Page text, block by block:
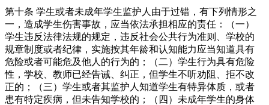
第十条 学生或者未成年学生监护人由于过错，有下列情形之
一，造成学生伤害事故，应当依法承担相应的责任：（一）
学生违反法律法规的规定，违反社会公共行为准则、学校的
规章制度或者纪律，实施按其年龄和认知能力应当知道具有
危险或者可能危及他人的行为的；（二）学生行为具有危险
性，学校、教师已经告诫、纠正，但学生不听劝阻、拒不改
正的；（三）学生或者其监护人知道学生有特异体质，或者
患有特定疾病，但未告知学校的；（四）未成年学生的身体